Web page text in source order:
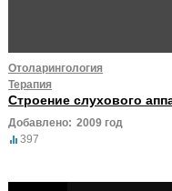
Отоларингология
Терапия
Строение слухового
Добавлено: 2009 год
397